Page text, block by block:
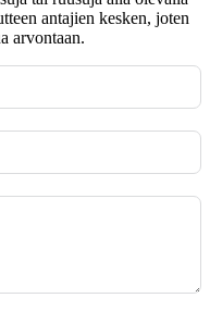
antajien kesken, joten
arvontaan.